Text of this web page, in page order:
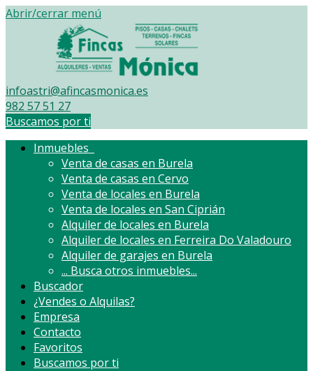
Abrir/cerrar menú
infoastri@afincasmonica.es
982 57 51 27
Buscamos por ti
Inmuebles
Venta de casas en Burela
Venta de casas en Cervo
Venta de locales en Burela
Venta de locales en San Ciprián
Alquiler de locales en Burela
Alquiler de locales en Ferreira Do Valadouro
Alquiler de garajes en Burela
... Busca otros inmuebles...
Buscador
¿Vendes o Alquilas?
Empresa
Contacto
Favoritos
Buscamos por ti